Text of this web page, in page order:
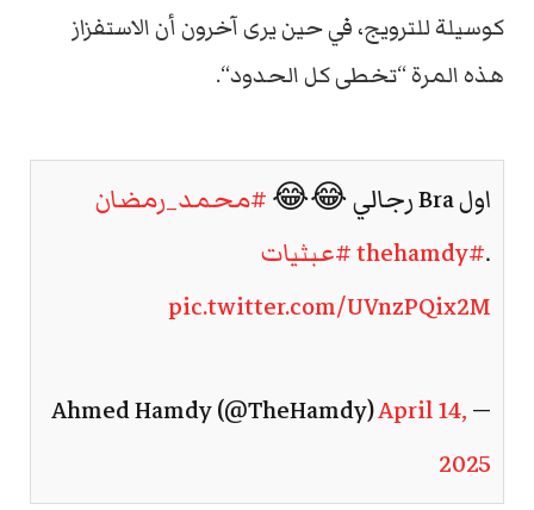
كوسيلةللترويج،فيحينيرىآخرونأنالاستفزاز
هذهالمرة“تخطىكلالحدود“.
اول Bra رجالي 😂😂
#محمد_رمضان
.
#thehamdy
#عبثيات
pic.twitter.com/UVnzPQix2M
— Ahmed Hamdy (@TheHamdy)
April 14,
2025